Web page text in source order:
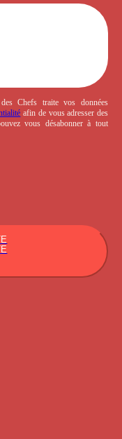
Chefs traite vos données
afin de vous adresser des
vous désabonner à tout